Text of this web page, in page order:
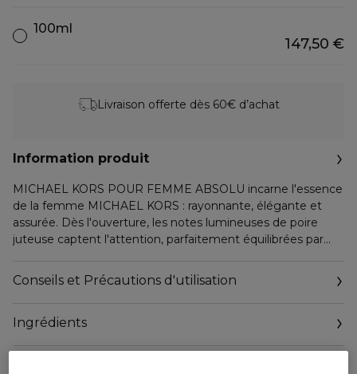
100ml
147,50 €
Livraison offerte dès 60€ d’achat
Information produit
MICHAEL KORS POUR FEMME ABSOLU incarne l'essence
de la femme MICHAEL KORS : rayonnante, élégante et
assurée. Dès l'ouverture, les notes lumineuses de poire
juteuse captent l'attention, parfaitement équilibrées par
de Madagascar s'allie à la fève tonka pour une signature
addictive. Résolument féminine et romantique, cette
escapade sans limites.
Conseils et Précautions d'utilisation
Ingrédients